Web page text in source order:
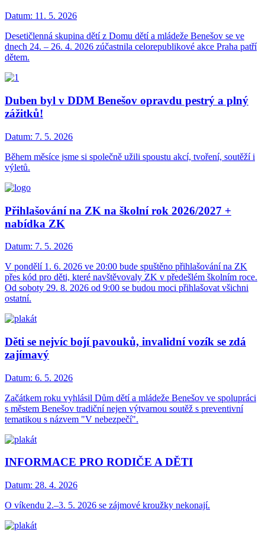
Datum: 11. 5. 2026
Desetičlenná skupina dětí z Domu dětí a mládeže Benešov se ve
dnech 24. – 26. 4. 2026 zúčastnila celorepublikové akce Praha patří
dětem.
Duben byl v DDM Benešov opravdu pestrý a plný
zážitků!
Datum: 7. 5. 2026
Během měsíce jsme si společně užili spoustu akcí, tvoření, soutěží i
výletů.
Přihlašování na ZK na školní rok 2026/2027 +
nabídka ZK
Datum: 7. 5. 2026
V pondělí 1. 6. 2026 ve 20:00 bude spuštěno přihlašování na ZK
přes kód pro děti, které navštěvovaly ZK v předešlém školním roce.
Od soboty 29. 8. 2026 od 9:00 se budou moci přihlašovat všichni
ostatní.
Děti se nejvíc bojí pavouků, invalidní vozík se zdá
zajímavý
Datum: 6. 5. 2026
Začátkem roku vyhlásil Dům dětí a mládeže Benešov ve spolupráci
s městem Benešov tradiční nejen výtvarnou soutěž s preventivní
tematikou s názvem "V nebezpečí".
INFORMACE PRO RODIČE A DĚTI
Datum: 28. 4. 2026
O víkendu 2.–3. 5. 2026 se zájmové kroužky nekonají.